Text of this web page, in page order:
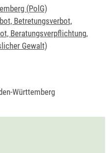
(PolG)
Betretungsverbot,
Beratungsverpflichtung,
Gewalt)
Württemberg